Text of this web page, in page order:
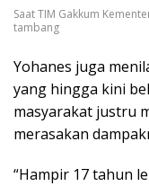
Saat TIM Gakkum
tambang
Yohanes juga
yang hingga kini
masyarakat justru
merasakan
“Hampir 17 tahun